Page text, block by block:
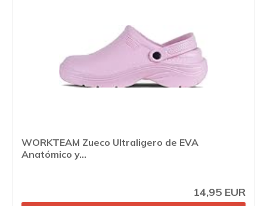
WORKTEAM Zueco Ultraligero de EVA
Anatómico y...
14,95 EUR